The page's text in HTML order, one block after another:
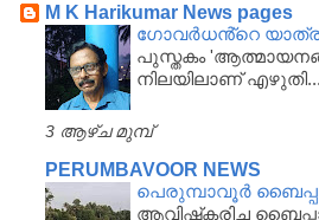
M K Harikumar News pages
ഗോവർധൻ്റെ
പുസ്തകം
നിലയിലാണ് എഴുതി...
3 ആഴ്‌ച മുമ്പ്
PERUMBAVOOR NEWS
പെരുമ്പാവൂര്‍
ആവിഷ്‌കരിച്ച